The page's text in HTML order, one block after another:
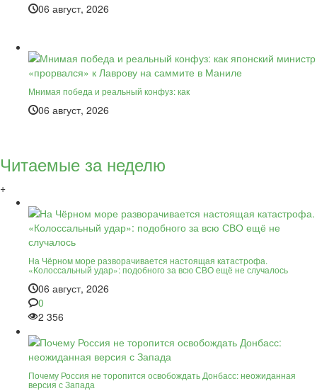
06 август, 2026
Мнимая победа и реальный конфуз: как
06 август, 2026
Читаемые за неделю
+
На Чёрном море разворачивается настоящая катастрофа.
«Колоссальный удар»: подобного за всю СВО ещё не случалось
06 август, 2026
0
2 356
Почему Россия не торопится освобождать Донбасс: неожиданная
версия с Запада